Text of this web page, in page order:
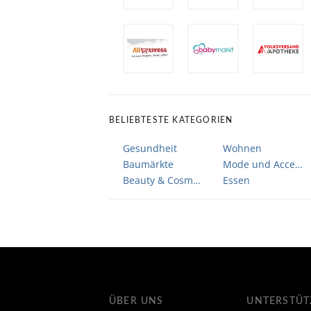
BELIEBTESTE KATEGORIEN
Gesundheit
Wohnen
Baumärkte
Mode und Accessoires
Beauty & Cosmetic
Essen
ÜBER UNS